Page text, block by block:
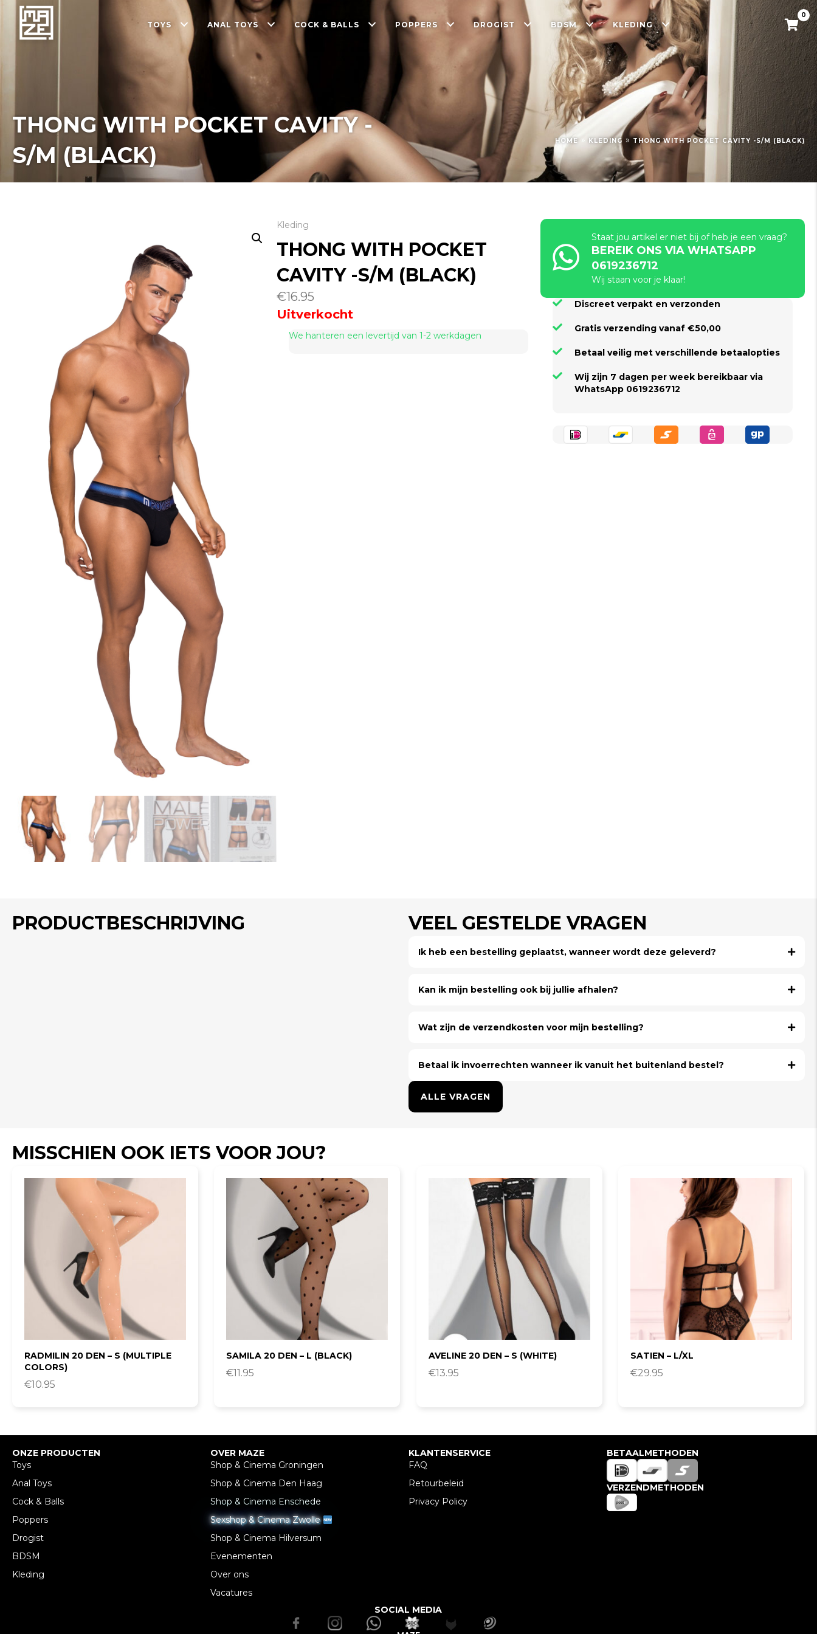
TOYS ANAL TOYS COCK & BALLS POPPERS DROGIST BDSM KLEDING
0
THONG WITH POCKET CAVITY -
S/M (BLACK)
HOME » KLEDING » THONG WITH POCKET CAVITY -S/M (BLACK)
Kleding
THONG WITH POCKET
CAVITY -S/M (BLACK)
€16.95
Uitverkocht
We hanteren een levertijd van 1-2 werkdagen
Staat jou artikel er niet bij of heb je een vraag?
BEREIK ONS VIA WHATSAPP
0619236712
Wij staan voor je klaar!
Discreet verpakt en verzonden
Gratis verzending vanaf €50,00
Betaal veilig met verschillende betaalopties
Wij zijn 7 dagen per week bereikbaar via
WhatsApp 0619236712
PRODUCTBESCHRIJVING VEEL GESTELDE VRAGEN
Ik heb een bestelling geplaatst, wanneer wordt deze geleverd?
Kan ik mijn bestelling ook bij jullie afhalen?
Wat zijn de verzendkosten voor mijn bestelling?
Betaal ik invoerrechten wanneer ik vanuit het buitenland bestel?
ALLE VRAGEN
MISSCHIEN OOK IETS VOOR JOU?
RADMILIN 20 DEN – S (MULTIPLE
COLORS)
€10.95
SAMILA 20 DEN – L (BLACK)
€11.95
AVELINE 20 DEN – S (WHITE)
€13.95
SATIEN – L/XL
€29.95
ONZE PRODUCTEN
Toys
Anal Toys
Cock & Balls
Poppers
Drogist
BDSM
Kleding
OVER MAZE
Shop & Cinema Groningen
Shop & Cinema Den Haag
Shop & Cinema Enschede
Sexshop & Cinema Zwolle
Shop & Cinema Hilversum
Evenementen
Over ons
Vacatures
KLANTENSERVICE
FAQ
Retourbeleid
Privacy Policy
BETAALMETHODEN
VERZENDMETHODEN
SOCIAL MEDIA